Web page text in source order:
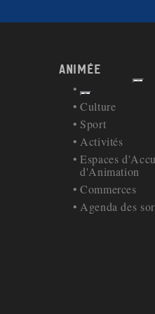
Animée
Retour à la
Culture
Sport
Activités
Espaces
d'Animation
Commerces
Agenda des